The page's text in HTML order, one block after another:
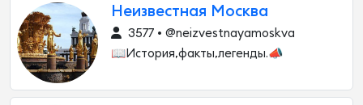
Неизвестная Москва
3577 • @neizvestnayamoskva
📖История,факты,легенды.📣